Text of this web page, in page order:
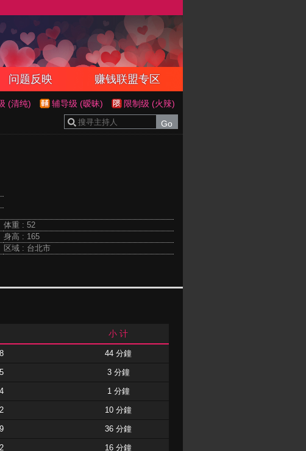
问题反映 赚钱联盟专区
(清纯) 辅导级 (暧昧)
限制级 (火辣)
体重 : 52
身高 : 165
区域 : 台北市
小 计
44 分鐘
3 分鐘
1 分鐘
10 分鐘
36 分鐘
16 分鐘